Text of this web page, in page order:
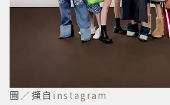
圖／擷自 instagram